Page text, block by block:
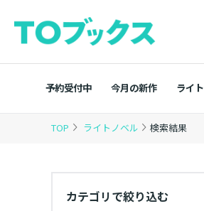
予約受付中 今月の新作 ライ
TOP ライトノベル 検索結果
カテゴリで絞り込む